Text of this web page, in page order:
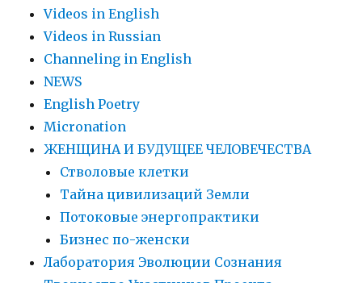
Videos in English
Videos in Russian
Сhanneling in English
NEWS
English Poetry
Micronation
ЖЕНЩИНА И БУДУЩЕЕ ЧЕЛОВЕЧЕСТВА
Стволовые клетки
Тайна цивилизаций Земли
Потоковые энергопрактики
Бизнес по-женски
Лаборатория Эволюции Сознания